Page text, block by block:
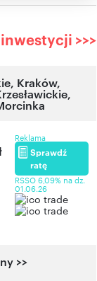
>>>
, Kraków,
,
Reklama
Sprawdź
ratę
RSSO 6,09% na dz.
01.06.26
>>